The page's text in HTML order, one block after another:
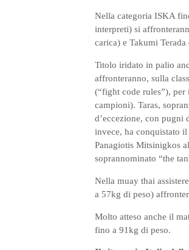
Nella categoria ISKA
interpreti) si
carica) e Takumi
Titolo iridato in palio
affronteranno, sulla
(“fight code rules”), per
campioni). Taras,
d’eccezione, con pugni
invece, ha conquistato
Panagiotis Mitsinigkos
soprannominato “the
Nella muay thai
a 57kg di peso)
Molto atteso anche il
fino a 91kg di peso.